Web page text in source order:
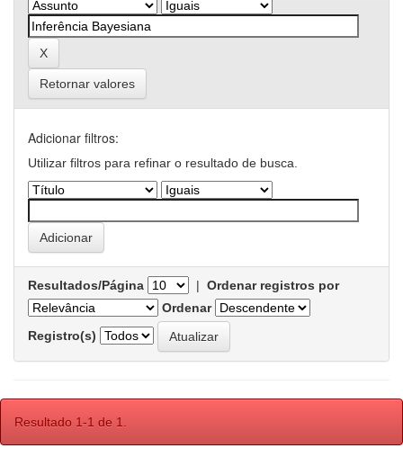
Retornar valores
Adicionar filtros:
Utilizar filtros para refinar o resultado de busca.
Resultados/Página | Ordenar registros por
Ordenar
Registro(s)
Resultado 1-1 de 1.